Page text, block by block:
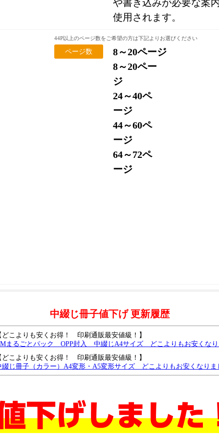
や書き込みが必要な案
使用されます。
44P以上のページ数をご希望の方は下記よりお選びください
ページ数
8～20ページ
8～20ペー
ジ
24～40ペ
ージ
44～60ペ
ージ
64～72ペ
ージ
中綴じ冊子値下げ 更新履歴
どこよりも安くお得！ 印刷通販最安値級！】
まるごとパック OPP封入 中綴じA4サイズ どこよりもお安くなり
どこよりも安くお得！ 印刷通販最安値級！】
綴じ冊子（カラー）A4変形・A5変形サイズ どこよりもお安くなりま
綴じモノクロA4・B5サイズがどこよりもお安くなりました
綴じモノクロ B6・A5サイズ どこよりも安く、さらに値下げしました
綴じ冊子・A4サイズを、どこよりも安く値下げしました。